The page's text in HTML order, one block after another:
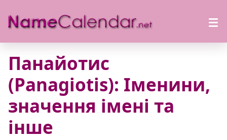
Панайотис
(Panagiotis): Іменини,
значення імені та
інше